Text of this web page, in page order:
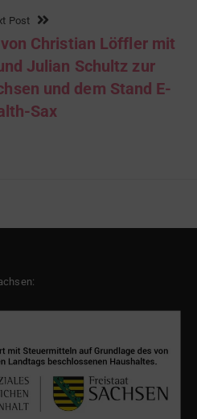
Post
Christian Löffler mit
Julian Schultz zur
und dem Stand E-
Sax